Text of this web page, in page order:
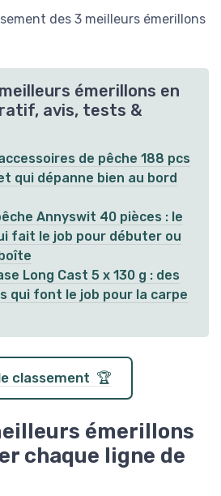
des 3 meilleurs émerillons
émerillons en
avis, tests &
de pêche 188 pcs
qui dépanne bien au bord
Annyswit 40 pièces : le
fait le job pour débuter ou
Long Cast 5 x 130 g : des
qui font le job pour la carpe
classement 🏆
émerillons
chaque ligne de